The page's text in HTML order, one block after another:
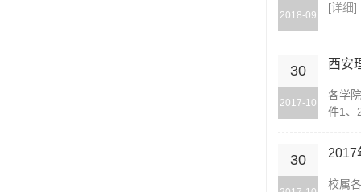
2018-09
[详细]
30
2017-10
西安
各学
件1、
30 2017
校属